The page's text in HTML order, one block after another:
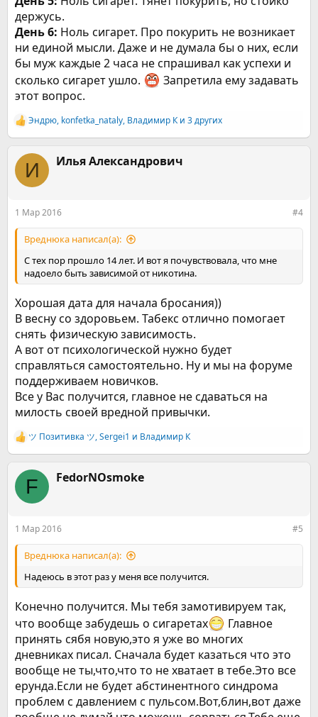
держусь.
День 6: Ноль сигарет. Про покурить не возникает
ни единой мысли. Даже и не думала бы о них, если
бы муж каждые 2 часа не спрашивал как успехи и
сколько сигарет ушло.
Запретила ему задавать
этот вопрос.
Р
е
к
ц
и
Эндрю, konfetka_nataly, Владимир Ки 3 других
И Илья Александрович
1 Мар 2016 #4
Вреднюка написал(а):
С тех пор прошло 14 лет. И вот я почувствовала, что мне
надоело быть зависимой от никотина.
Хорошая дата для начала бросания))
В весну со здоровьем. Табекс отлично помогает
снять физическую зависимость.
А вот от психологической нужно будет
справляться самостоятельно. Ну и мы на форуме
поддерживаем новичков.
Все у Вас получится, главное не сдаваться на
милость своей вредной привычки.
Р
е
к
ц
и
ツ Позитивка ツ,Sergei1 и Владимир К
F FedorNOsmoke
1 Мар 2016 #5
Вреднюка написал(а):
Надеюсь в этот раз у меня все получится.
Конечно получится. Мы тебя замотивируем так,
что вообще забудешь о сигаретах
Главное
принять сябя новую,это я уже во многих
дневниках писал. Сначала будет казаться что это
вообще не ты,что,что то не хватает в тебе.Это все
ерунда.Если не будет абстинентного синдрома
проблем с давлением с пульсом.Вот,блин,вот даже